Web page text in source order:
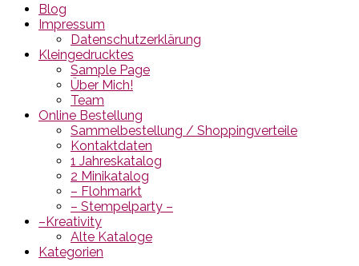
Blog
Impressum
Datenschutzerklärung
Kleingedrucktes
Sample Page
Über Mich!
Team
Online Bestellung
Sammelbestellung / Shoppingverteile
Kontaktdaten
1 Jahreskatalog
2 Minikatalog
– Flohmarkt
– Stempelparty –
–Kreativity
Alte Kataloge
Kategorien